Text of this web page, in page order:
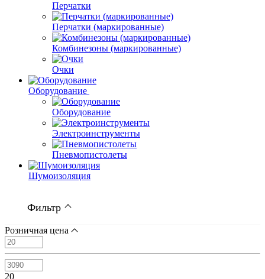
Перчатки
Перчатки (маркированные)
Комбинезоны (маркированные)
Очки
Оборудование
Оборудование
Электроинструменты
Пневмопистолеты
Шумоизоляция
Фильтр
Розничная цена
20